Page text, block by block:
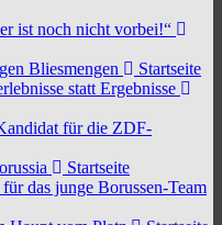
ist noch nicht vorbei!“
Bliesmengen
Startseite
statt Ergebnisse
für die ZDF-
Startseite
das junge Borussen-Team